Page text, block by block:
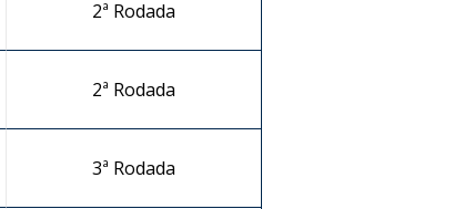
2ª Rodada
2ª Rodada
3ª Rodada